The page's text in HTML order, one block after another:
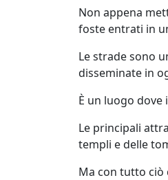
Non appena
foste entrati in
Le strade sono
disseminate in
È un luogo
Le principali
templi e delle
Ma con tutto ciò